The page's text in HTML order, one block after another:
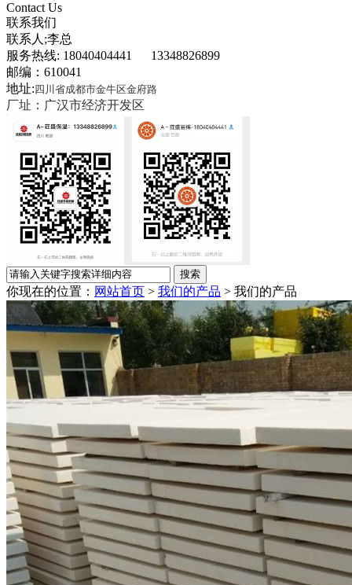
Contact Us
联系我们
联系人;李总
服务热线: 18040404441 13348826899
邮编：610041
地址:四川省成都市金牛区金府路
厂址：广汉市经济开发区
你现在的位置： 网站首页 > 我们的产品 > 我们的产品